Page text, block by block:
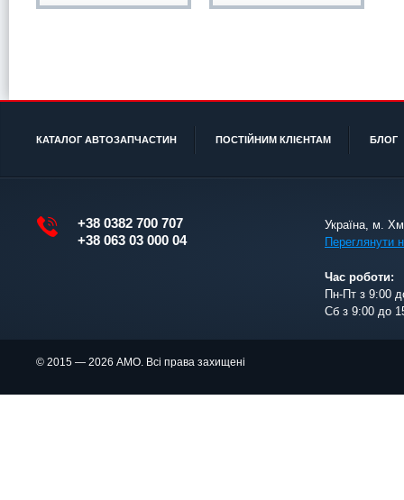
КАТАЛОГ АВТОЗАПЧАСТИН ПОСТІЙНИМ КЛІЄНТАМ БЛОГ
+38 0382 700 707
+38 063 03 000 04
Україна, м.
Переглянути
Час роботи:
Пн-Пт з 9:00
Сб з 9:00 до
© 2015 — 2026 АМО. Всі права захищені